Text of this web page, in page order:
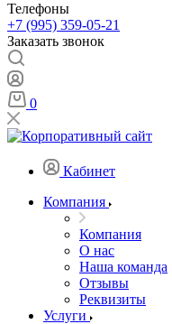
Телефоны
+7 (995) 359-05-21
Заказать звонок
0
Кабинет
Компания
Компания
О нас
Наша команда
Отзывы
Реквизиты
Услуги